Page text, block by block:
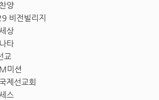
양
비전빌리지
상
타
교
미션
제선교회
스